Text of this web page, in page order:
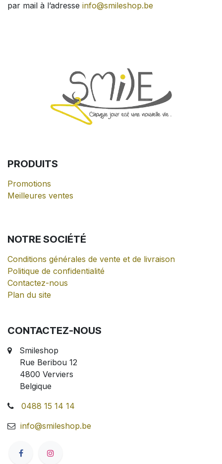
par mail à l’adresse info@smileshop.be
PRODUITS
Promotions
Meilleures ventes
NOTRE SOCIÉTÉ
Conditions générales de vente et de livraison
Politique de confidentialité
Contactez-nous
Plan du site
CONTACTEZ-NOUS
Smileshop
Rue Beribou 12
4800 Verviers
Belgique
0488 15 14 14
info@smileshop.be